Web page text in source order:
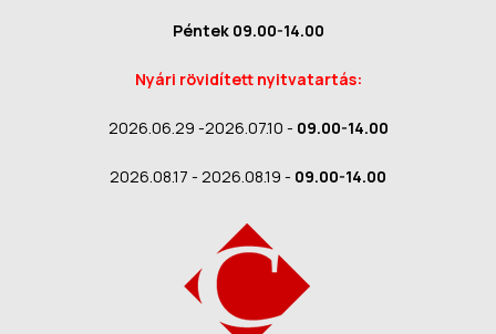
Péntek 09.00-14.00
Nyári rövidített nyitvatartás:
2026.06.29 -2026.07.10 - 09.00-14.00
2026.08.17 - 2026.08.19 - 09.00-14.00